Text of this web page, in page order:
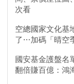
次看
空總國家文化基
了…加碼「晴空
國安基金護盤名
翻倍賺百億：鴻